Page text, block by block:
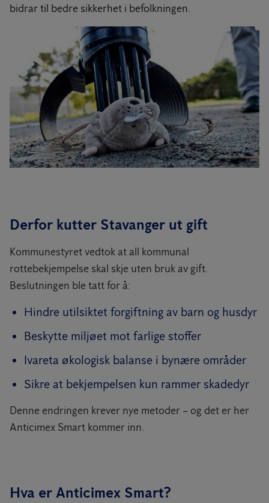
bidrar til bedre sikkerhet i befolkningen.
Derfor kutter Stavanger ut gift
Kommunestyret vedtok at all kommunal
rottebekjempelse skal skje uten bruk av gift.
Beslutningen ble tatt for å:
Hindre utilsiktet forgiftning av barn og husdyr
Beskytte miljøet mot farlige stoffer
Ivareta økologisk balanse i bynære områder
Sikre at bekjempelsen kun rammer skadedyr
Denne endringen krever nye metoder – og det er her
Anticimex Smart kommer inn.
Hva er Anticimex Smart?